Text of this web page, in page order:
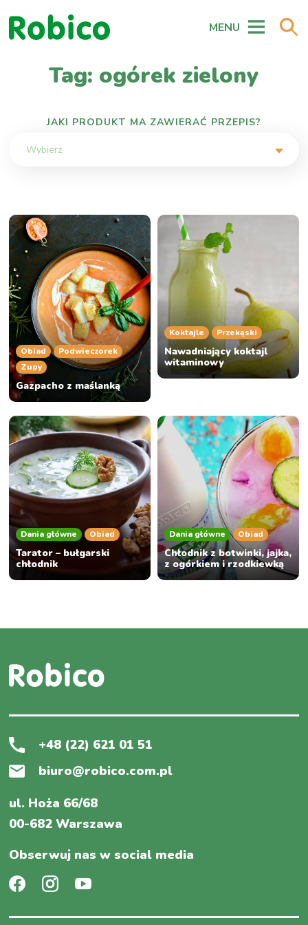
MENU
Tag: ogórek zielony
JAKI PRODUKT MA ZAWIERAĆ PRZEPIS?
Wybierz
Obiad
Podwieczorek
Zupy
Gazpacho z maślanką
Koktajle Przekąski
Nawadniający koktajl
witaminowy
Dania główne Obiad
Tarator – bułgarski
chłodnik
Dania główne Obiad
Chłodnik z botwinki, jajka,
z ogórkiem i rzodkiewką
+48 (22) 621 01 51
biuro@robico.com.pl
ul. Hoża 66/68
00-682 Warszawa
Obserwuj nas w social media